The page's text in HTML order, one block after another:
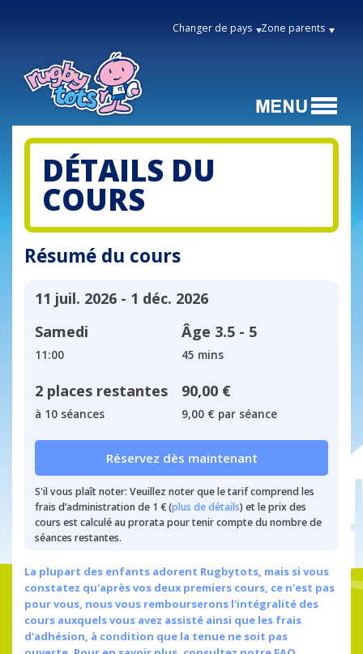
Changer de pays Zone parents
DÉTAILS DU
COURS
Résumé du cours
11 juil. 2026 - 1 déc. 2026
Samedi
11:00
Âge 3.5 - 5
45 mins
2 places restantes
à 10 séances
90,00 €
9,00 € par séance
Réservez dès maintenant
S'il vous plaît noter: Veuillez noter que le tarif comprend les
frais d’administration de 1 € (plus de détails) et le prix des
cours est calculé au prorata pour tenir compte du nombre de
séances restantes.
La plupart des enfants adorent Rugbytots, mais si vous
constatez qu'après vos deux premiers cours, ce n'est pas
pour vous, nous vous rembourserons l'intégralité des
cours auxquels vous avez assisté ainsi que les frais
d'adhésion, à condition que la tenue ne soit pas